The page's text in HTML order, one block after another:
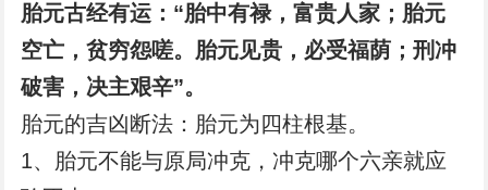
胎元古经有运：“胎中有禄，富贵人家；胎元
空亡，贫穷怨嗟。胎元见贵，必受福荫；刑冲
破害，决主艰辛”。
胎元的吉凶断法：胎元为四柱根基。
1、胎元不能与原局冲克，冲克哪个六亲就应